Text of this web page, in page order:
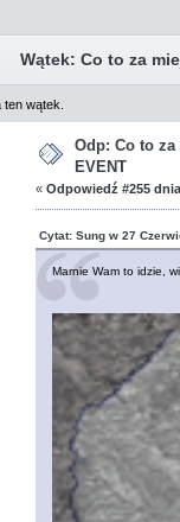
Wątek: Co to za
wątek.
Odp: Co to za
EVENT
« Odpowiedź #255
Cytat: Sung w 27
Marnie Wam to idzie,